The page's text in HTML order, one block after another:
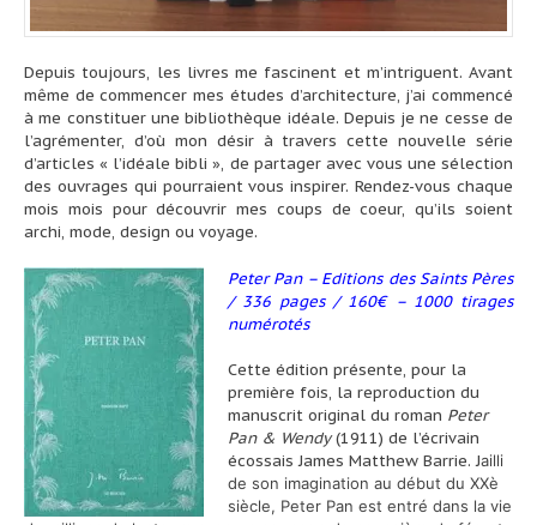
Depuis toujours, les livres me fascinent et m’intriguent. Avant
même de commencer mes études d’architecture, j’ai commencé
à me constituer une bibliothèque idéale. Depuis je ne cesse de
l’agrémenter, d’où mon désir à travers cette nouvelle série
d’articles « l’idéale bibli », de partager avec vous une sélection
des ouvrages qui pourraient vous inspirer. Rendez-vous chaque
mois mois pour découvrir mes coups de coeur, qu’ils soient
archi, mode, design ou voyage.
Peter Pan – Editions des Saints Pères
/ 336 pages / 160€ – 1000 tirages
numérotés
Cette édition présente, pour la
première fois, la reproduction du
manuscrit original du roman Peter
Pan & Wendy(1911) de l’écrivain
écossais James Matthew Barrie. Jailli
de son imagination au début du XXè
siècle, Peter Pan est entré dans la vie